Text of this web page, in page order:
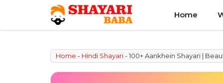
content
Home
Home - Hindi Shayari-100+ Aankhein Shayari |